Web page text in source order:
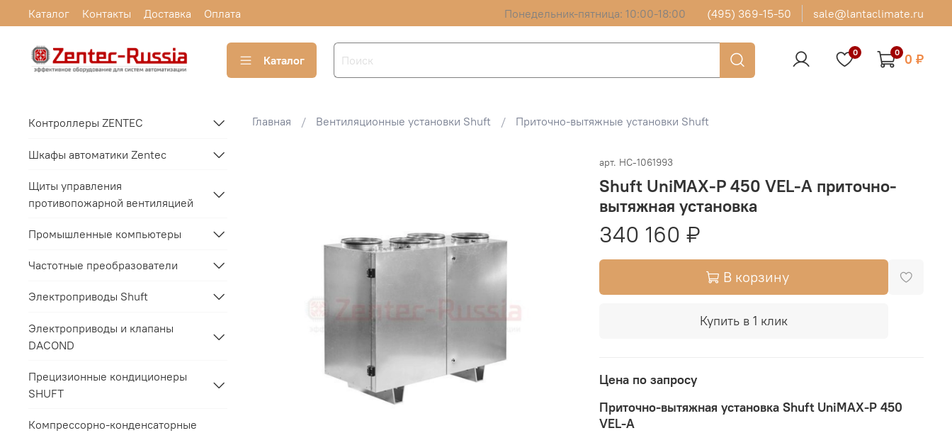
Каталог Контакты Доставка Оплата Понедельник-пятница: 10:00-18:00 (495) 369-15-50 sale@lantaclimate.ru
Каталог
0 0 0 ₽
Главная Вентиляционные установки Shuft Приточно-вытяжные установки Shuft
арт. НС-1061993
Shuft UniMAX-P 450 VEL-A приточно-
вытяжная установка
340 160 ₽
В корзину
Купить в 1 клик
Цена по запросу
Приточно-вытяжная установка Shuft UniMAX-P 450
VEL-A
Контроллеры ZENTEC
Шкафы автоматики Zentec
Щиты управления
противопожарной вентиляцией
Промышленные компьютеры
Частотные преобразователи
Электроприводы Shuft
Электроприводы и клапаны
DACOND
Прецизионные кондиционеры
SHUFT
Компрессорно-конденсаторные